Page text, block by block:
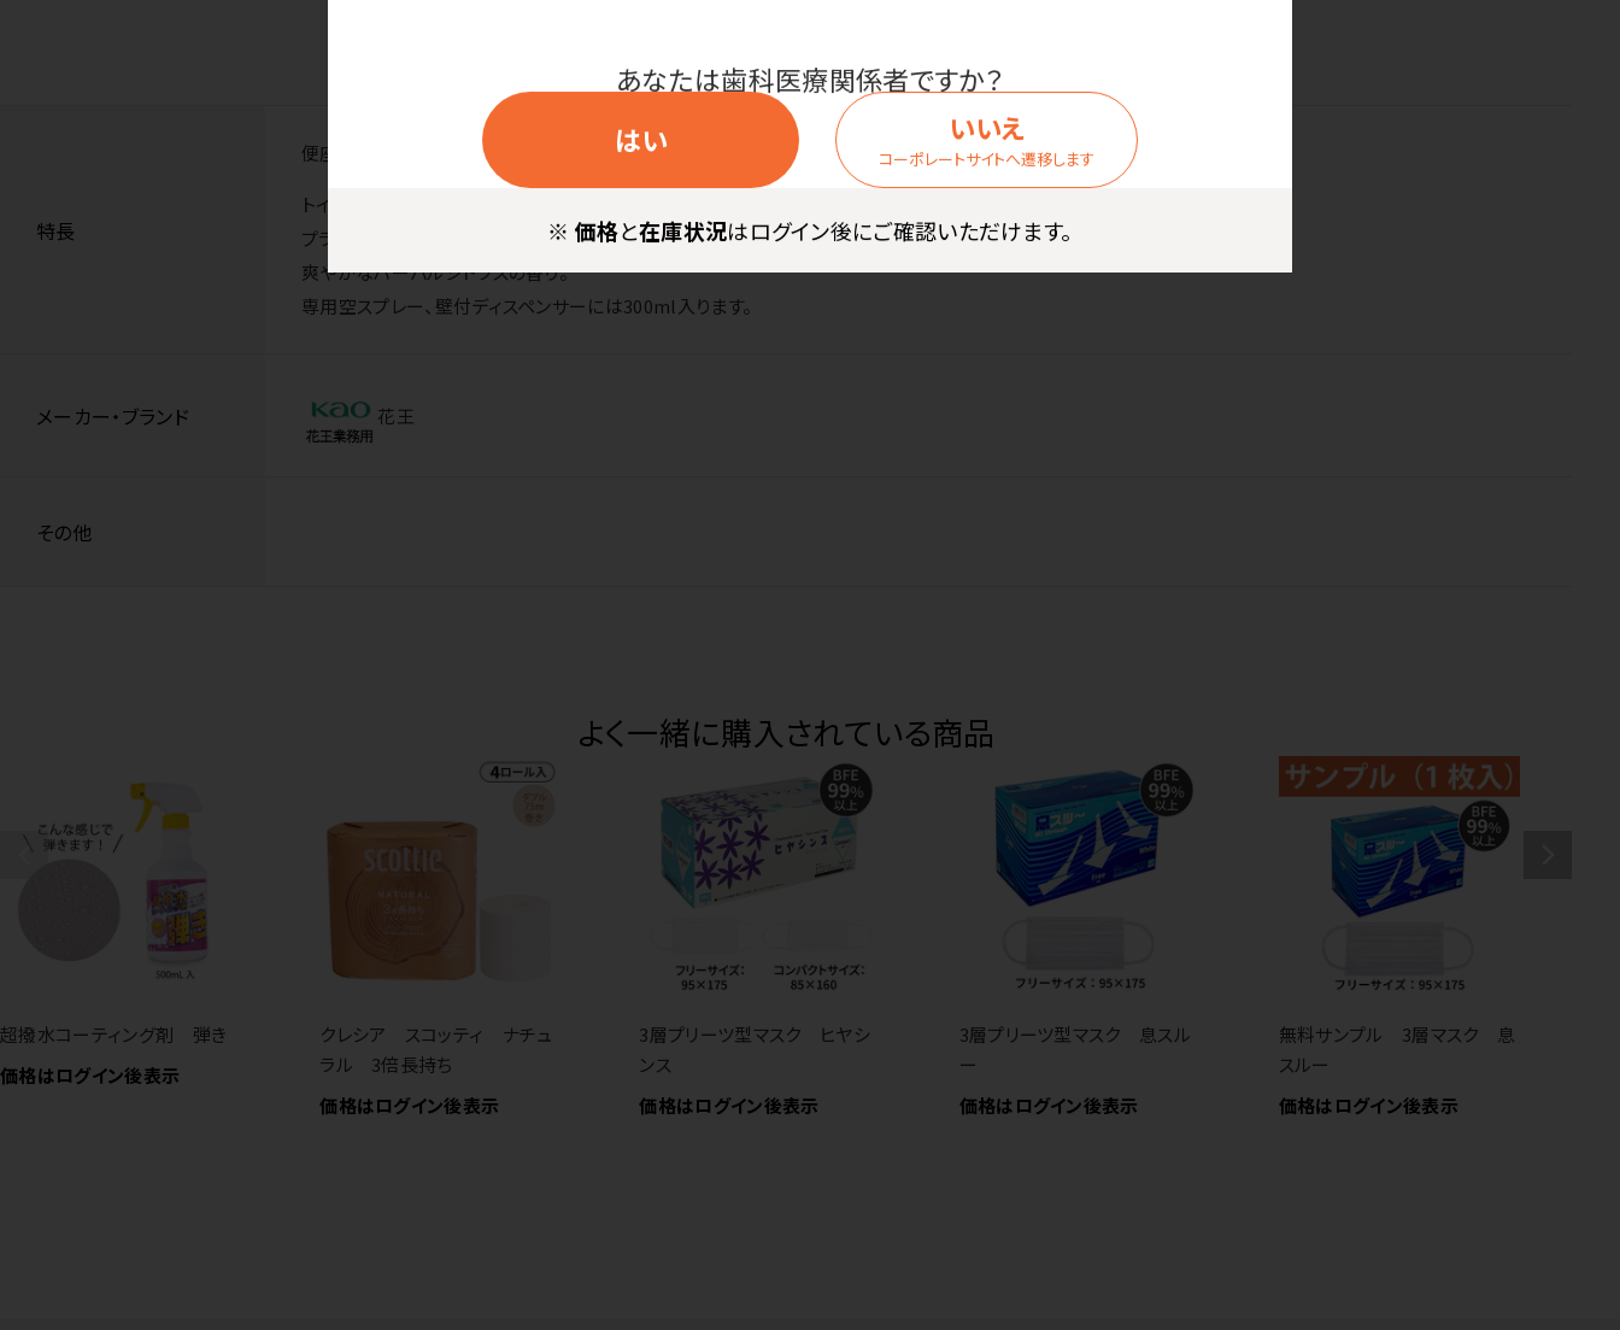
あなたは歯科医療関係者ですか？
はい
いいえ
コーポレートサイトへ遷移します
※ 価格と在庫状況はログイン後にご確認いただけます。
特長
便座はもちろん、ドアノブ、水洗レバー、リモコンなどトイレ周り全般に使える除菌クリーナー。
トイレットペーパーにシュッとして拭くだけ。
プラスチックにも２度拭きなしで使えるノンアルコールタイプ。
爽やかなハーバルシトラスの香り。
専用空スプレー、壁付ディスペンサーには300ml入ります。
メーカー・ブランド 花王
その他
よく一緒に購入されている商品
超撥水コーティング剤 弾き
価格はログイン後表示
クレシア スコッティ ナチュ
ラル 3倍長持ち
価格はログイン後表示
3層プリーツ型マスク ヒヤシ
ンス
価格はログイン後表示
3層プリーツ型マスク 息スル
ー
価格はログイン後表示
無料サンプル 3層マスク 息
スルー
価格はログイン後表示